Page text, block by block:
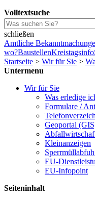
Volltextsuche
schließen
Amtliche
wo?BaustellenKreistagsinfo
Startseite > Wir für Sie >
Untermenu
Wir für Sie
Was erledige
Formulare /
Geoportal
Kleinanzeigen
EU-
EU-Infopoint
Seiteninhalt